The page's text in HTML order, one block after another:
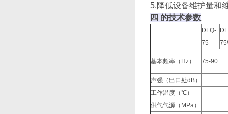
5.降低设备维护量和
四 的技术参数
DFQ-
75
基本频率（Hz） 75-90
声强（出口处dB）
工作温度（℃）
供气气源（MPa）